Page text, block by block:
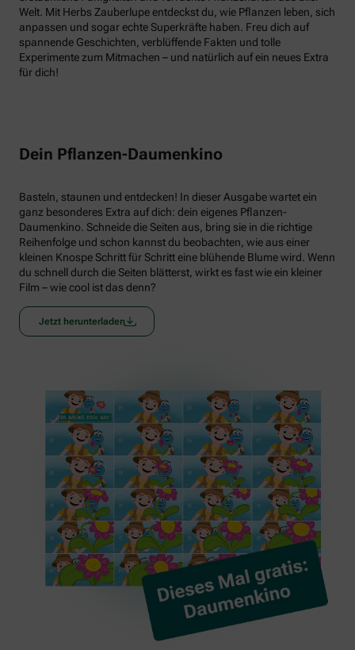
Welt. Mit Herbs Zauberlupe entdeckst du, wie Pflanzen leben, sich
anpassen und sogar echte Superkräfte haben. Freu dich auf
spannende Geschichten, verblüffende Fakten und tolle
Experimente zum Mitmachen – und natürlich auf ein neues Extra
für dich!
Dein Pflanzen-Daumenkino
Basteln, staunen und entdecken! In dieser Ausgabe wartet ein
ganz besonderes Extra auf dich: dein eigenes Pflanzen-
Daumenkino. Schneide die Seiten aus, bring sie in die richtige
Reihenfolge und schon kannst du beobachten, wie aus einer
kleinen Knospe Schritt für Schritt eine blühende Blume wird. Wenn
du schnell durch die Seiten blätterst, wirkt es fast wie ein kleiner
Film – wie cool ist das denn?
Jetzt herunterladen